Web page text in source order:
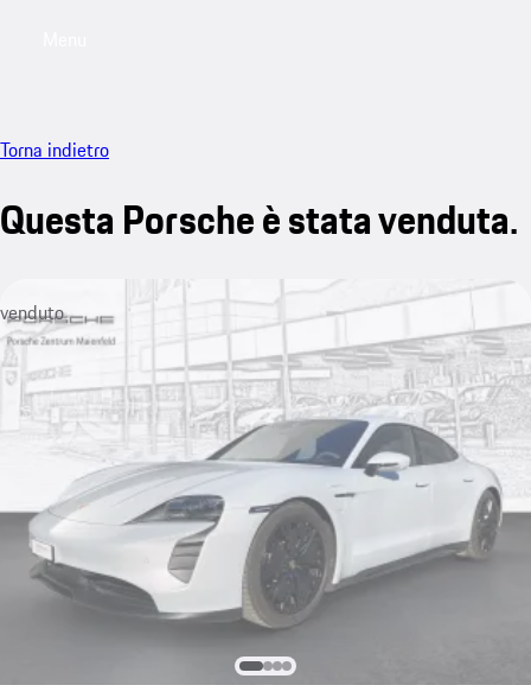
Torna indietro
Questa Porsche è stata venduta.
venduto